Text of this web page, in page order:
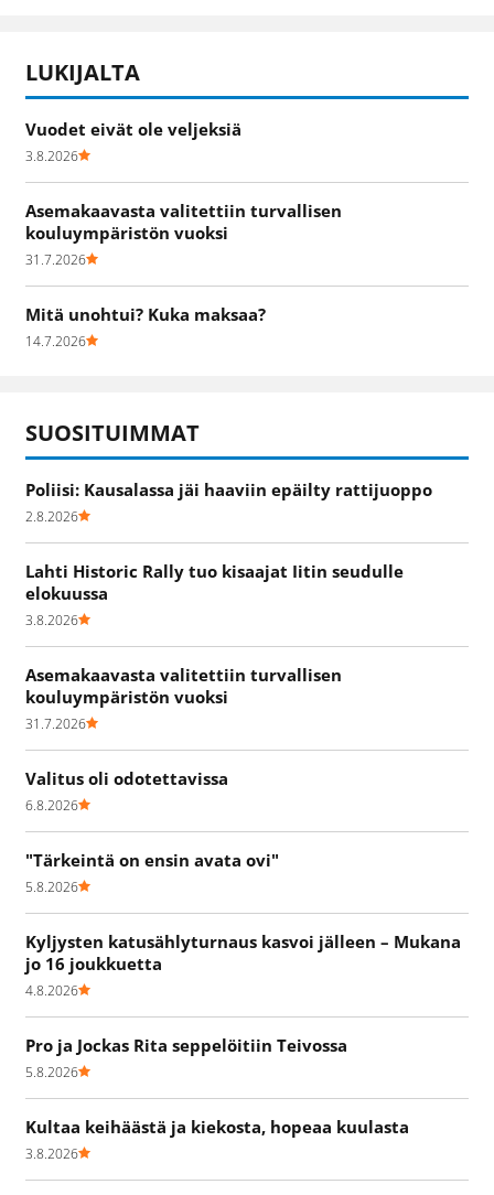
LUKIJALTA
Vuodet eivät ole veljeksiä
3.8.2026
Asemakaavasta valitettiin turvallisen
kouluympäristön vuoksi
31.7.2026
Mitä unohtui? Kuka maksaa?
14.7.2026
SUOSITUIMMAT
Poliisi: Kausalassa jäi haaviin epäilty rattijuoppo
2.8.2026
Lahti Historic Rally tuo kisaajat Iitin seudulle
elokuussa
3.8.2026
Asemakaavasta valitettiin turvallisen
kouluympäristön vuoksi
31.7.2026
Valitus oli odotettavissa
6.8.2026
"Tärkeintä on ensin avata ovi"
5.8.2026
Kyljysten katusählyturnaus kasvoi jälleen – Mukana
jo 16 joukkuetta
4.8.2026
Pro ja Jockas Rita seppelöitiin Teivossa
5.8.2026
Kultaa keihäästä ja kiekosta, hopeaa kuulasta
3.8.2026